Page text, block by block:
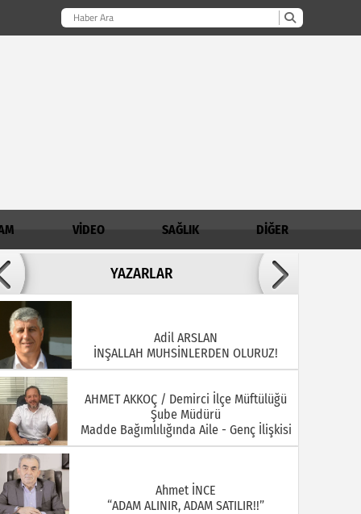
VİDEO SAĞLIK DİĞER
YAZARLAR
İNŞALLAH MUHSİNLERDEN OLURUZ!
Şube Müdürü
Madde Bağımlılığında Aile - Genç İlişkisi
Ahmet İNCE
“ADAM ALINIR, ADAM SATILIR!!”
Ahmet Tevfik Selçuk
DÜRZİLER - 10 -